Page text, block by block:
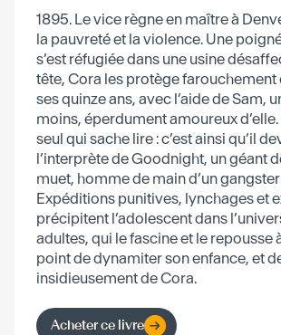
1895. Le vice règne en maître à
la pauvreté et la violence. Une
s’est réfugiée dans une usine
tête, Cora les protège farouchement
ses quinze ans, avec l’aide de Sam,
moins, éperdument amoureux
seul qui sache lire : c’est ainsi qu’il
l’interprète de Goodnight, un géant
muet, homme de main d’un
Expéditions punitives, lynchages et
précipitent l’adolescent dans
adultes, qui le fascine et le repousse
point de dynamiter son enfance, et
insidieusement de Cora.
Acheter ce livre